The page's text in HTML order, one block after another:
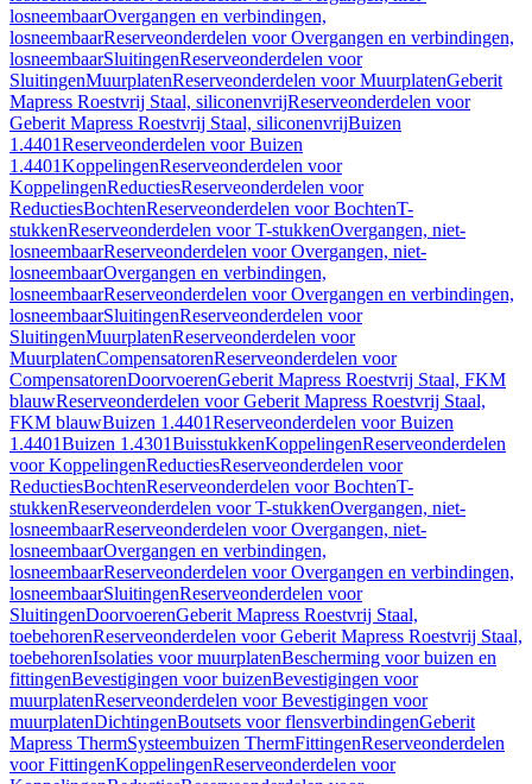
losneembaarOvergangen en verbindingen,
losneembaarReserveonderdelen voor Overgangen en verbindingen,
losneembaarSluitingenReserveonderdelen voor
SluitingenMuurplatenReserveonderdelen voor MuurplatenGeberit
Mapress Roestvrij Staal, siliconenvrijReserveonderdelen voor
Geberit Mapress Roestvrij Staal, siliconenvrijBuizen
1.4401Reserveonderdelen voor Buizen
1.4401KoppelingenReserveonderdelen voor
KoppelingenReductiesReserveonderdelen voor
ReductiesBochtenReserveonderdelen voor BochtenT-
stukkenReserveonderdelen voor T-stukkenOvergangen, niet-
losneembaarReserveonderdelen voor Overgangen, niet-
losneembaarOvergangen en verbindingen,
losneembaarReserveonderdelen voor Overgangen en verbindingen,
losneembaarSluitingenReserveonderdelen voor
SluitingenMuurplatenReserveonderdelen voor
MuurplatenCompensatorenReserveonderdelen voor
CompensatorenDoorvoerenGeberit Mapress Roestvrij Staal, FKM
blauwReserveonderdelen voor Geberit Mapress Roestvrij Staal,
FKM blauwBuizen 1.4401Reserveonderdelen voor Buizen
1.4401Buizen 1.4301BuisstukkenKoppelingenReserveonderdelen
voor KoppelingenReductiesReserveonderdelen voor
ReductiesBochtenReserveonderdelen voor BochtenT-
stukkenReserveonderdelen voor T-stukkenOvergangen, niet-
losneembaarReserveonderdelen voor Overgangen, niet-
losneembaarOvergangen en verbindingen,
losneembaarReserveonderdelen voor Overgangen en verbindingen,
losneembaarSluitingenReserveonderdelen voor
SluitingenDoorvoerenGeberit Mapress Roestvrij Staal,
toebehorenReserveonderdelen voor Geberit Mapress Roestvrij Staal,
toebehorenIsolaties voor muurplatenBescherming voor buizen en
fittingenBevestigingen voor buizenBevestigingen voor
muurplatenReserveonderdelen voor Bevestigingen voor
muurplatenDichtingenBoutsets voor flensverbindingenGeberit
Mapress ThermSysteembuizen ThermFittingenReserveonderdelen
voor FittingenKoppelingenReserveonderdelen voor